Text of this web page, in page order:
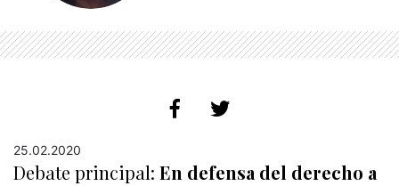
25.02.2020
Debate principal: En defensa del derecho a